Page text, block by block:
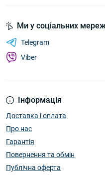
Інформація
Доставка і оплата
Про нас
Гарантія
Повернення та обмін
Публічна оферта
Ми у соціальних
Telegram
Viber